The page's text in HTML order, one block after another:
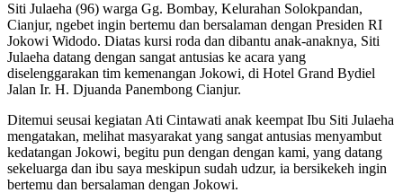
Siti Julaeha (96) warga Gg. Bombay, Kelurahan Solokpandan,
Cianjur, ngebet ingin bertemu dan bersalaman dengan Presiden RI
Jokowi Widodo. Diatas kursi roda dan dibantu anak-anaknya, Siti
Julaeha datang dengan sangat antusias ke acara yang
diselenggarakan tim kemenangan Jokowi, di Hotel Grand Bydiel
Jalan Ir. H. Djuanda Panembong Cianjur.
Ditemui seusai kegiatan Ati Cintawati anak keempat Ibu Siti Julaeha
mengatakan, melihat masyarakat yang sangat antusias menyambut
kedatangan Jokowi, begitu pun dengan dengan kami, yang datang
sekeluarga dan ibu saya meskipun sudah udzur, ia bersikekeh ingin
bertemu dan bersalaman dengan Jokowi.